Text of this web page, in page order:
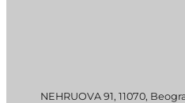
NEHRUOVA 91, 11070,